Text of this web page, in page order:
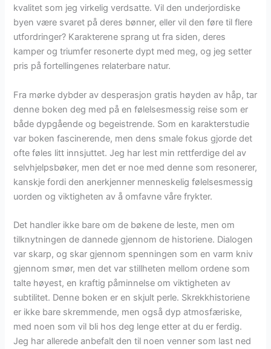
kvalitet som jeg virkelig verdsatte. Vil den underjordiske
byen være svaret på deres bønner, eller vil den føre til flere
utfordringer? Karakterene sprang ut fra siden, deres
kamper og triumfer resonerte dypt med meg, og jeg setter
pris på fortellingenes relaterbare natur.
Fra mørke dybder av desperasjon gratis høyden av håp, tar
denne boken deg med på en følelsesmessig reise som er
både dypgående og begeistrende. Som en karakterstudie
var boken fascinerende, men dens smale fokus gjorde det
ofte føles litt innsjuttet. Jeg har lest min rettferdige del av
selvhjelpsbøker, men det er noe med denne som resonerer,
kanskje fordi den anerkjenner menneskelig følelsesmessig
uorden og viktigheten av å omfavne våre frykter.
Det handler ikke bare om de bøkene de leste, men om
tilknytningen de dannede gjennom de historiene. Dialogen
var skarp, og skar gjennom spenningen som en varm kniv
gjennom smør, men det var stillheten mellom ordene som
talte høyest, en kraftig påminnelse om viktigheten av
subtilitet. Denne boken er en skjult perle. Skrekkhistoriene
er ikke bare skremmende, men også dyp atmosfæriske,
med noen som vil bli hos deg lenge etter at du er ferdig.
Jeg har allerede anbefalt den til noen venner som last ned